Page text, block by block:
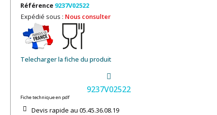
Référence 9237V02522
Expédié sous : Nous consulter
Telecharger la fiche du produit
9237V02522
Fiche technique en pdf
Devis rapide au 05.45.36.08.19​